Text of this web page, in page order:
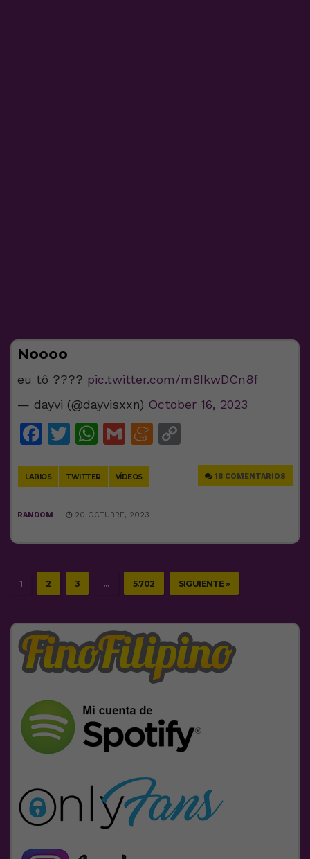
Noooo
eu tô ???? pic.twitter.com/m8IkwDCn8f
— dayvi (@dayvisxxn) October 16, 2023
Facebook
Twitter
WhatsApp
GmailMeneame
LABIOS TWITTER VÍDEOS 18 COMENTARIOS
RANDOM 20 OCTUBRE, 2023
1 2 3 … 5.702 SIGUIENTE »